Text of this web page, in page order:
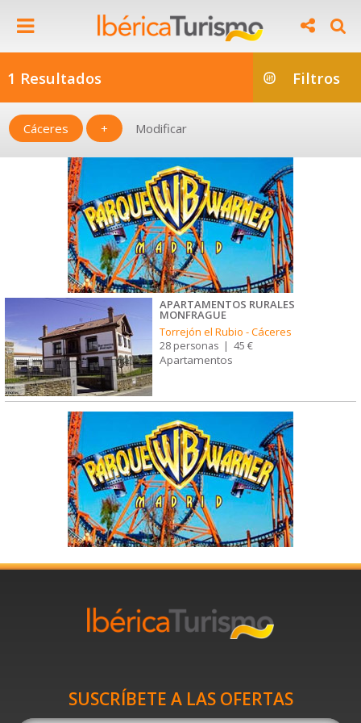
1 Resultados Filtros
Cáceres + Modificar
APARTAMENTOS RURALES
MONFRAGUE
Torrejón el Rubio -Cáceres
28 personas | 45 €
Apartamentos
SUSCRÍBETE A LAS OFERTAS